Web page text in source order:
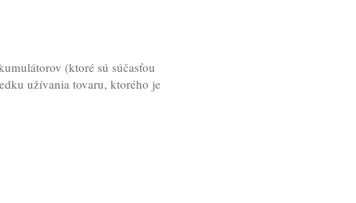
(ktoré sú súčasťou
užívania tovaru, ktorého je